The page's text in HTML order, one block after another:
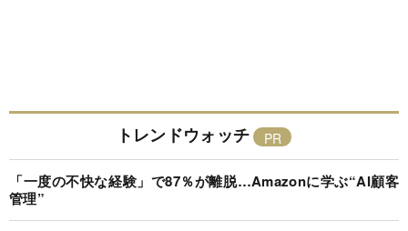
トレンドウォッチ
「一度の不快な経験」で87％が離脱…Amazonに学ぶ“AI顧客
管理”